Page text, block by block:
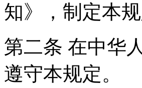
知》，制定本规
第二条 在中华
遵守本规定。